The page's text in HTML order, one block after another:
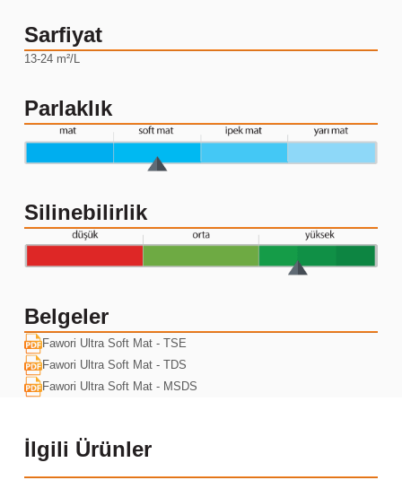
Sarfiyat
13-24 m²/L
Parlaklık
Silinebilirlik
Belgeler
Fawori Ultra Soft Mat - TSE
Fawori Ultra Soft Mat - TDS
Fawori Ultra Soft Mat - MSDS
İlgili Ürünler